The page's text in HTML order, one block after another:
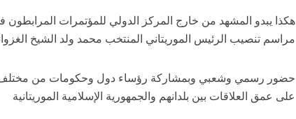
هكذا يبدو المشهد من خارج المركز الدولي للمؤتمرات
مراسم تنصيب الرئيس الموريتاني المنتخب محمد ولد الشيخ
حضور رسمي وشعبي وبمشاركة رؤساء دول وحكومات من مختلف
على عمق العلاقات بين بلدانهم والجمهورية الإسلامية الموريتانية